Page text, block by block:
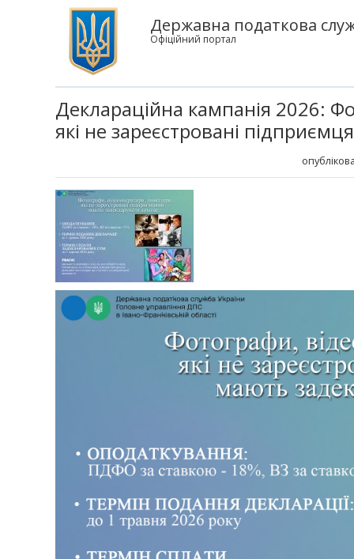
Державна податкова
Офіційний портал
Деклараційна кампанія 2026:
які не зареєстровані